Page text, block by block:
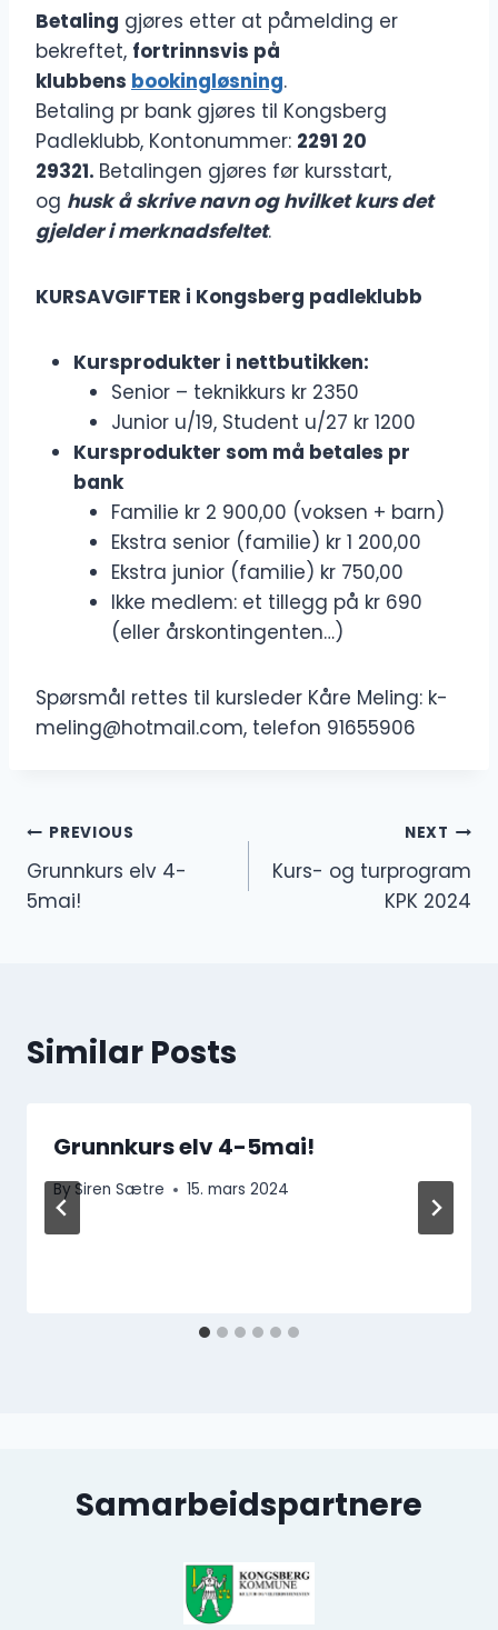
Betaling gjøres etter at påmelding er
bekreftet, fortrinnsvis på
klubbens bookingløsning.
Betaling pr bank gjøres til Kongsberg
Padleklubb, Kontonummer: 2291 20
29321. Betalingen gjøres før kursstart,
og husk å skrive navn og hvilket kurs det
gjelder i merknadsfeltet.
KURSAVGIFTER i Kongsberg padleklubb
Kursprodukter i nettbutikken:
Senior – teknikkurs kr 2350
Junior u/19, Student u/27 kr 1200
Kursprodukter som må betales pr
bank
Familie kr 2 900,00 (voksen + barn)
Ekstra senior (familie) kr 1 200,00
Ekstra junior (familie) kr 750,00
Ikke medlem: et tillegg på kr 690
(eller årskontingenten…)
Spørsmål rettes til kursleder Kåre Meling: k-
meling@hotmail.com, telefon 91655906
Innleggsnavigasjon
PREVIOUS
Grunnkurs elv 4-
5mai!
NEXT
Kurs- og turprogram
KPK 2024
Similar Posts
Grunnkurs elv 4-5mai!
By Siren Sætre 15. mars 2024
Samarbeidspartnere